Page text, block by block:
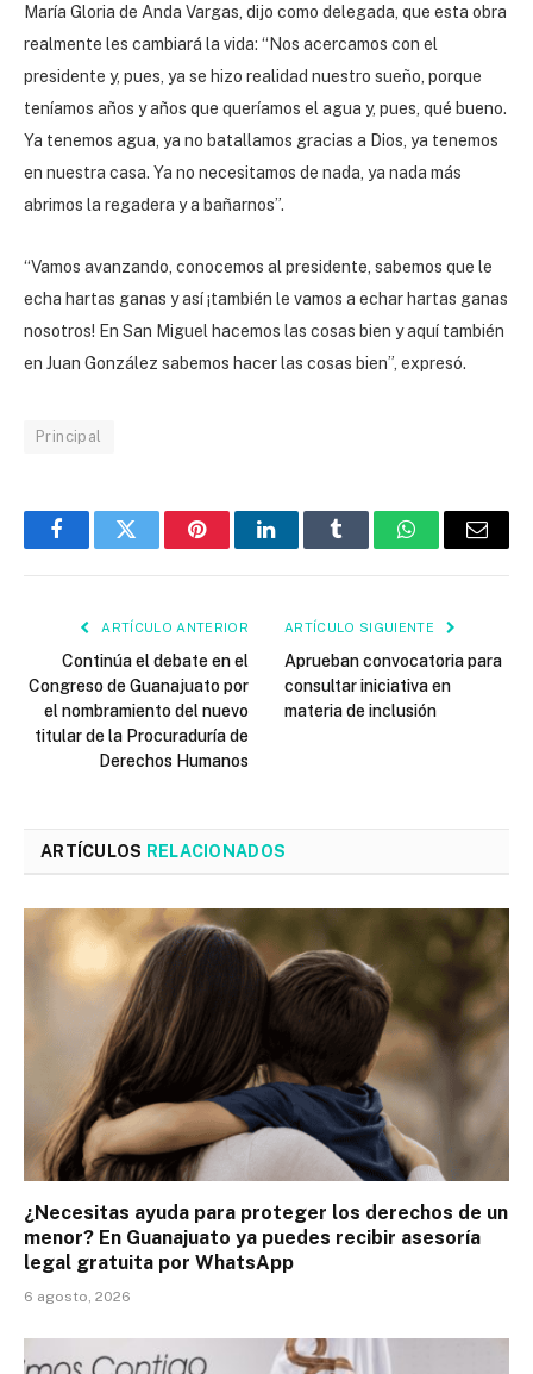
María Gloria de Anda Vargas, dijo como delegada, que esta obra
realmente les cambiará la vida: “Nos acercamos con el
presidente y, pues, ya se hizo realidad nuestro sueño, porque
teníamos años y años que queríamos el agua y, pues, qué bueno.
Ya tenemos agua, ya no batallamos gracias a Dios, ya tenemos
en nuestra casa. Ya no necesitamos de nada, ya nada más
abrimos la regadera y a bañarnos”.
“Vamos avanzando, conocemos al presidente, sabemos que le
echa hartas ganas y así ¡también le vamos a echar hartas ganas
nosotros! En San Miguel hacemos las cosas bien y aquí también
en Juan González sabemos hacer las cosas bien”, expresó.
Principal
FacebookTwitter PinterestLinkedInTumblr WhatsAppEmail
ARTÍCULO ANTERIOR
Continúa el debate en el
Congreso de Guanajuato por
el nombramiento del nuevo
titular de la Procuraduría de
Derechos Humanos
ARTÍCULO SIGUIENTE
Aprueban convocatoria para
consultar iniciativa en
materia de inclusión
ARTÍCULOS RELACIONADOS
¿Necesitas ayuda para proteger los derechos de un
menor? En Guanajuato ya puedes recibir asesoría
legal gratuita por WhatsApp
6 agosto, 2026